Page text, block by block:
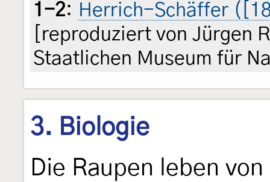
1-2: Herrich-Schäffer
[reproduziert von Jürgen
Staatlichen Museum für
3. Biologie
Die Raupen leben